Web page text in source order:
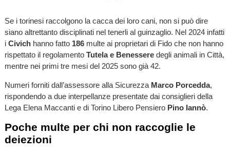
Se i torinesi raccolgono la cacca dei loro cani, non si può dire
siano altrettanto disciplinati nel tenerli al guinzaglio. Nel 2024 infatti
i Civichhanno fatto 186multe ai proprietari di Fido che non hanno
rispettato il regolamento Tutela e Benessere degli animali in Città,
mentre nei primi tre mesi del 2025 sono già 42.
Numeri forniti dall’assessore alla Sicurezza Marco Porcedda,
rispondendo a due interpellanze presentate dai consiglieri della
Lega Elena Maccanti e di Torino Libero Pensiero Pino Iannò.
Poche multe per chi non raccoglie le
deiezioni